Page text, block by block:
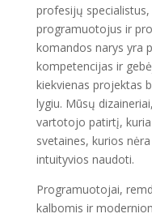
profesijų
programuotojus ir
komandos narys yra
kompetencijas ir
kiekvienas projektas
lygiu. Mūsų
vartotojo patirtį,
svetaines, kurios
intuityvios naudoti.
Programuotojai,
kalbomis ir